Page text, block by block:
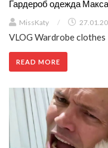
Гардероб одежда
MissKaty /
VLOG Wardrobe
READ MORE